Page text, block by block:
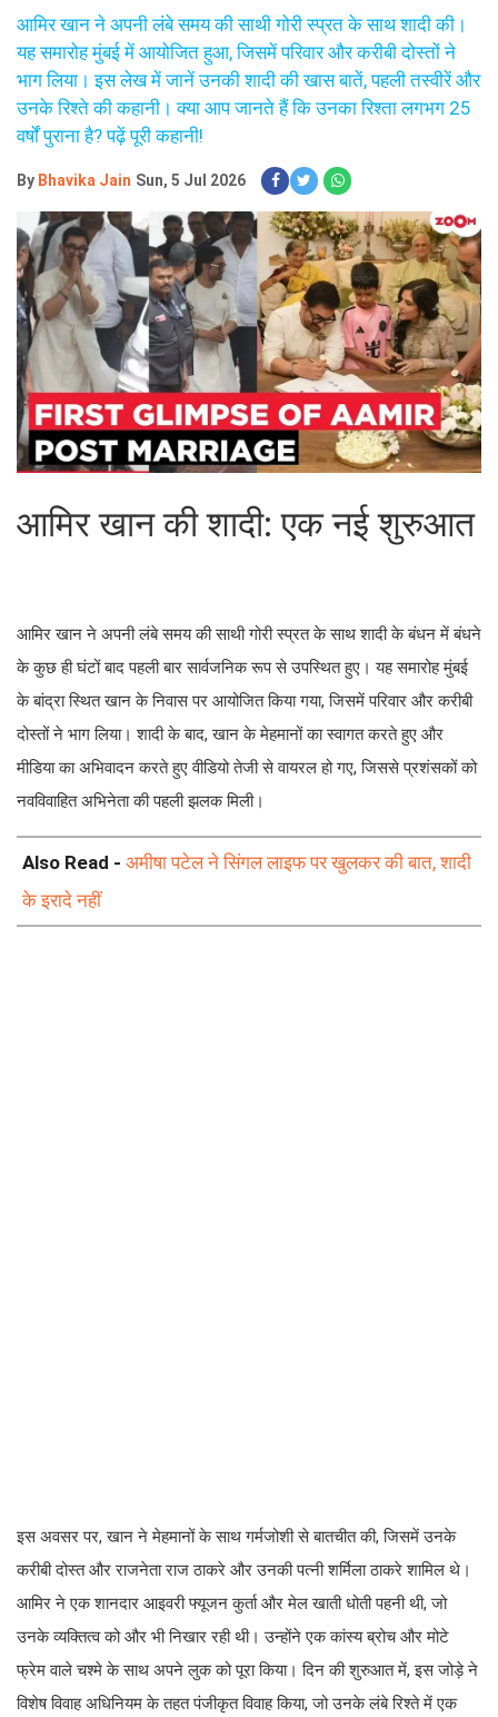
आमिर खान ने अपनी लंबे समय की साथी गोरी स्प्रत के साथ शादी की।
यह समारोह मुंबई में आयोजित हुआ, जिसमें परिवार और करीबी दोस्तों ने
भाग लिया। इस लेख में जानें उनकी शादी की खास बातें, पहली तस्वीरें और
उनके रिश्ते की कहानी। क्या आप जानते हैं कि उनका रिश्ता लगभग 25
वर्षों पुराना है? पढ़ें पूरी कहानी!
By Bhavika Jain Sun, 5 Jul 2026
आमिर खान की शादी: एक नई शुरुआत
आमिर खान ने अपनी लंबे समय की साथी गोरी स्प्रत के साथ शादी के बंधन में बंधने
के कुछ ही घंटों बाद पहली बार सार्वजनिक रूप से उपस्थित हुए। यह समारोह मुंबई
के बांद्रा स्थित खान के निवास पर आयोजित किया गया, जिसमें परिवार और करीबी
दोस्तों ने भाग लिया। शादी के बाद, खान के मेहमानों का स्वागत करते हुए और
मीडिया का अभिवादन करते हुए वीडियो तेजी से वायरल हो गए, जिससे प्रशंसकों को
नवविवाहित अभिनेता की पहली झलक मिली।
Also Read - अमीषा पटेल ने सिंगल लाइफ पर खुलकर की बात, शादी
के इरादे नहीं
इस अवसर पर, खान ने मेहमानों के साथ गर्मजोशी से बातचीत की, जिसमें उनके
करीबी दोस्त और राजनेता राज ठाकरे और उनकी पत्नी शर्मिला ठाकरे शामिल थे।
आमिर ने एक शानदार आइवरी फ्यूजन कुर्ता और मेल खाती धोती पहनी थी, जो
उनके व्यक्तित्व को और भी निखार रही थी। उन्होंने एक कांस्य ब्रोच और मोटे
फ्रेम वाले चश्मे के साथ अपने लुक को पूरा किया। दिन की शुरुआत में, इस जोड़े ने
विशेष विवाह अधिनियम के तहत पंजीकृत विवाह किया, जो उनके लंबे रिश्ते में एक